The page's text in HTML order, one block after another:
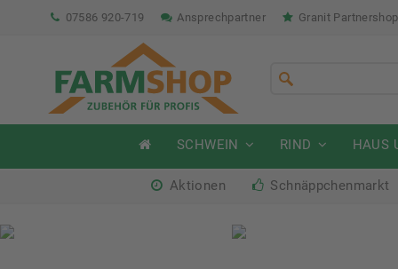
07586 920-719 Ansprechpartner Granit Partnershop
SCHWEIN RIND HAUS
Aktionen Schnäppchenmarkt
Sommeraktion Rind